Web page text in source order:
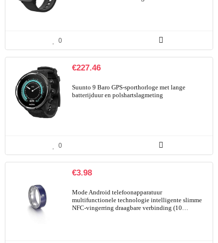
0
€227.46
Suunto 9 Baro GPS-sporthorloge met lange
batterijduur en polshartslagmeting
0
€3.98
Mode Android telefoonapparatuur
multifunctionele technologie intelligente slimme
NFC-vingerring draagbare verbinding (10…